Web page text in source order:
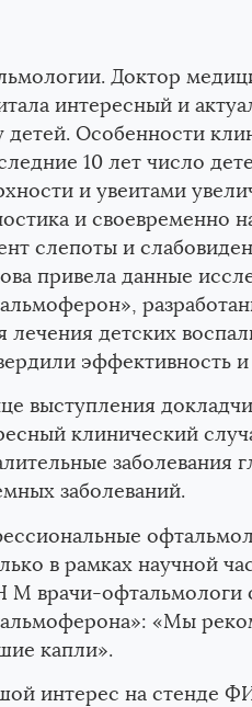
Доктор
интересный и
детей. Особенности
10 лет число
и увеитами
и своевременно
слепоты и
привела данные
детских
эффективность и
выступления
клинический
заболевания
заболеваний.
в рамках научной
врачи-офтальмологи
«Мы
капли».
интерес на стенде